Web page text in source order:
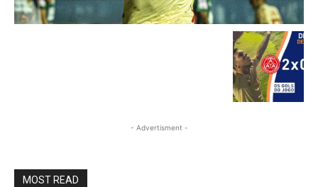
- Advertisment -
MOST READ